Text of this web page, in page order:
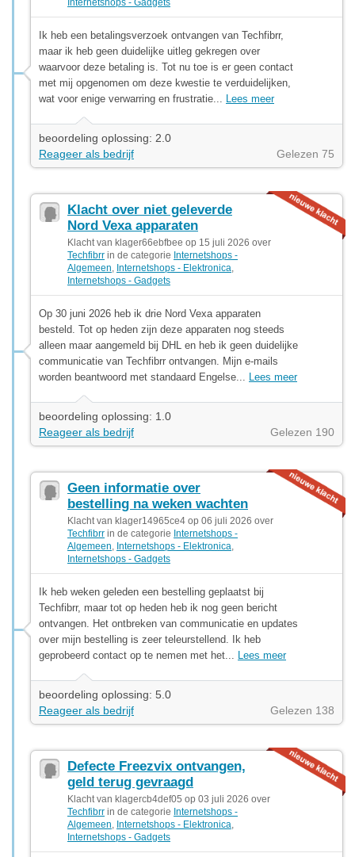
Ik heb een betalingsverzoek ontvangen van Techfibrr,
maar ik heb geen duidelijke uitleg gekregen over
waarvoor deze betaling is. Tot nu toe is er geen contact
met mij opgenomen om deze kwestie te verduidelijken,
wat voor enige verwarring en frustratie... Lees meer
beoordeling oplossing: 2.0
Reageer als bedrijf
Gelezen 75
Klacht over niet geleverde
Nord Vexa apparaten
Klacht van klager66ebfbee op 15 juli 2026 over
Techfibrr in de categorie Internetshops -
Algemeen Internetshops - Elektronica
Internetshops - Gadgets
Op 30 juni 2026 heb ik drie Nord Vexa apparaten
besteld. Tot op heden zijn deze apparaten nog steeds
alleen maar aangemeld bij DHL en heb ik geen duidelijke
communicatie van Techfibrr ontvangen. Mijn e-mails
worden beantwoord met standaard Engelse... Lees meer
beoordeling oplossing: 1.0
Reageer als bedrijf
Gelezen 190
Geen informatie over
bestelling na weken wachten
Klacht van klager14965ce4 op 06 juli 2026 over
Techfibrr in de categorie Internetshops -
Algemeen Internetshops - Elektronica
Internetshops - Gadgets
Ik heb weken geleden een bestelling geplaatst bij
Techfibrr, maar tot op heden heb ik nog geen bericht
ontvangen. Het ontbreken van communicatie en updates
over mijn bestelling is zeer teleurstellend. Ik heb
geprobeerd contact op te nemen met het... Lees meer
beoordeling oplossing: 5.0
Reageer als bedrijf
Gelezen 138
Defecte Freezvix ontvangen,
geld terug gevraagd
Klacht van klagercb4def05 op 03 juli 2026 over
Techfibrr in de categorie Internetshops -
Algemeen Internetshops - Elektronica
Internetshops - Gadgets